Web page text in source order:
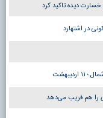
خسارت دیده تاکید کرد
را هم فریب می‌دهد